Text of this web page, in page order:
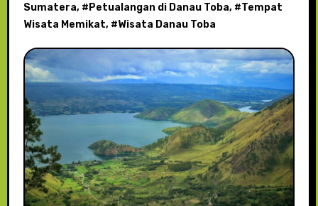
Sumatera, #Petualangan di Danau Toba, #Tempat
Wisata Memikat, #Wisata Danau Toba